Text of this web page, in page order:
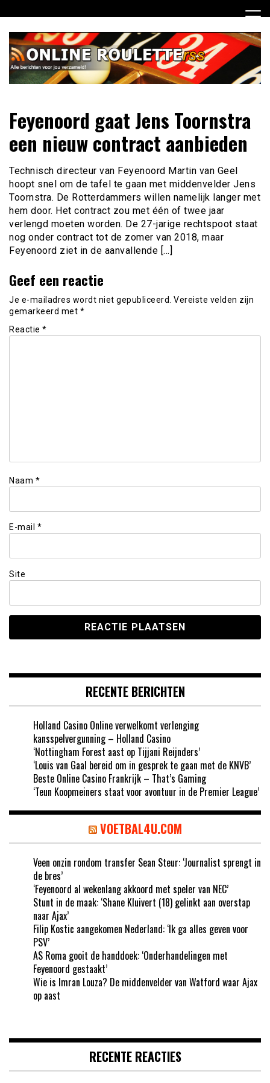
naar
inhoud
Online Roulette RSS
verzameld
Feyenoord gaat Jens Toornstra
een nieuw contract aanbieden
Technisch directeur van Feyenoord Martin van Geel
hoopt snel om de tafel te gaan met middenvelder Jens
Toornstra. De Rotterdammers willen namelijk langer met
hem door. Het contract zou met één of twee jaar
verlengd moeten worden. De 27-jarige rechtspoot staat
nog onder contract tot de zomer van 2018, maar
Feyenoord ziet in de aanvallende […]
Geef een reactie
Je e-mailadres wordt niet gepubliceerd. Vereiste velden zijn
gemarkeerd met *
Reactie *
Naam *
E-mail *
Site
RECENTE BERICHTEN
Holland Casino Online verwelkomt verlenging
kansspelvergunning – Holland Casino
‘Nottingham Forest aast op Tijjani Reijnders’
‘Louis van Gaal bereid om in gesprek te gaan met de KNVB’
Beste Online Casino Frankrijk – That’s Gaming
‘Teun Koopmeiners staat voor avontuur in de Premier League’
VOETBAL4U.COM
Veen onzin rondom transfer Sean Steur: ‘Journalist sprengt in
de bres’
‘Feyenoord al wekenlang akkoord met speler van NEC’
Stunt in de maak: ‘Shane Kluivert (18) gelinkt aan overstap
naar Ajax’
Filip Kostic aangekomen Nederland: ‘Ik ga alles geven voor
PSV’
AS Roma gooit de handdoek: ‘Onderhandelingen met
Feyenoord gestaakt’
Wie is Imran Louza? De middenvelder van Watford waar Ajax
op aast
RECENTE REACTIES